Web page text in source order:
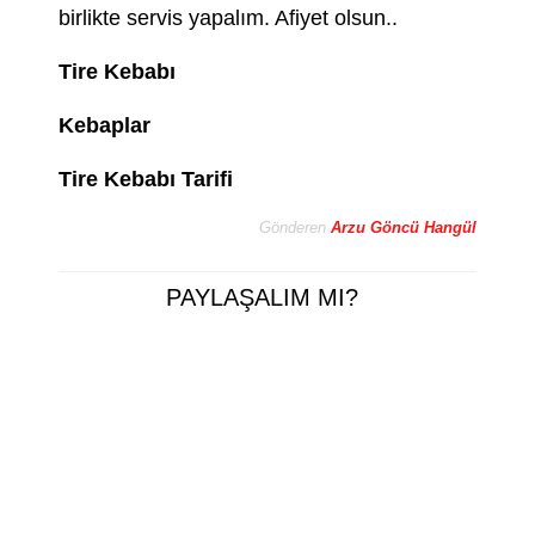
birlikte servis yapalım. Afiyet olsun..
Tire Kebabı
Kebaplar
Tire Kebabı Tarifi
Gönderen Arzu Göncü Hangül
PAYLAŞALIM MI?